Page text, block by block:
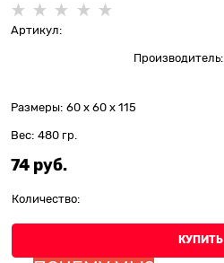
Артикул:
Производитель:
Размеры: 60 x 60 x 115
Вес: 480 гр.
74 руб.
Количество:
КУПИТЬ